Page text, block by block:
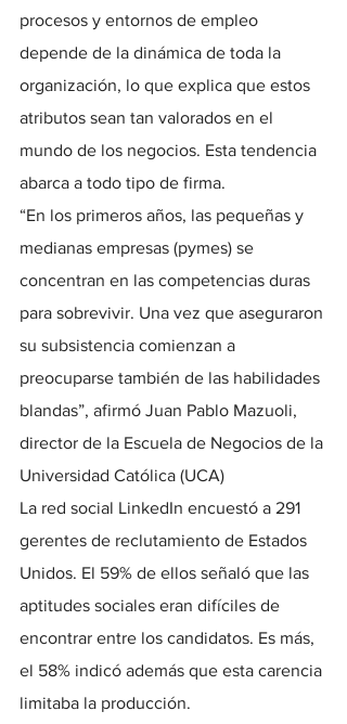
procesos y entornos de empleo
depende de la dinámica de toda la
organización, lo que explica que estos
atributos sean tan valorados en el
mundo de los negocios. Esta tendencia
abarca a todo tipo de firma.
“En los primeros años, las pequeñas y
medianas empresas (pymes) se
concentran en las competencias duras
para sobrevivir. Una vez que aseguraron
su subsistencia comienzan a
preocuparse también de las habilidades
blandas”, afirmó Juan Pablo Mazuoli,
director de la Escuela de Negocios de la
Universidad Católica (UCA)
La red social LinkedIn encuestó a 291
gerentes de reclutamiento de Estados
Unidos. El 59% de ellos señaló que las
aptitudes sociales eran difíciles de
encontrar entre los candidatos. Es más,
el 58% indicó además que esta carencia
limitaba la producción.